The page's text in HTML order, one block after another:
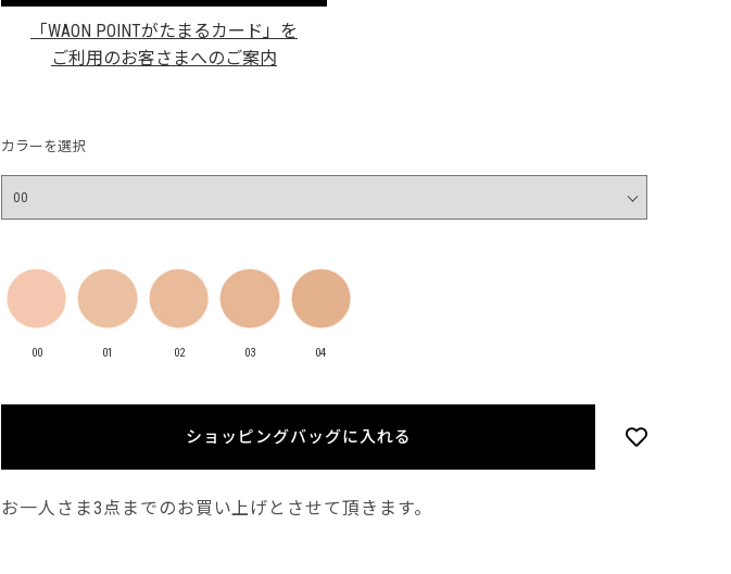
「WAON POINTがたまるカード」を
ご利用のお客さまへのご案内
カラーを選択
00 01 02 03 04
ショッピングバッグに入れる
お一人さま3点までのお買い上げとさせて頂きます。